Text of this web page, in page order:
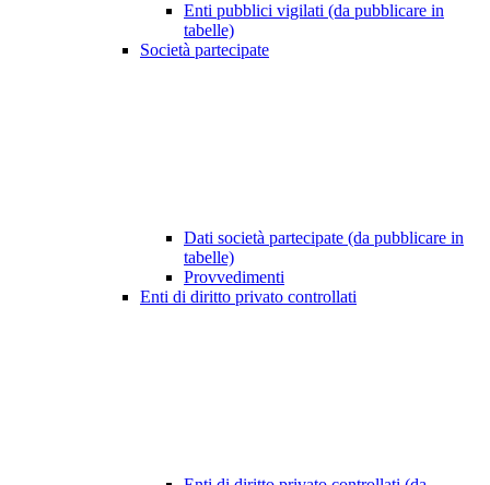
Enti pubblici vigilati (da pubblicare in
tabelle)
Società partecipate
Dati società partecipate (da pubblicare in
tabelle)
Provvedimenti
Enti di diritto privato controllati